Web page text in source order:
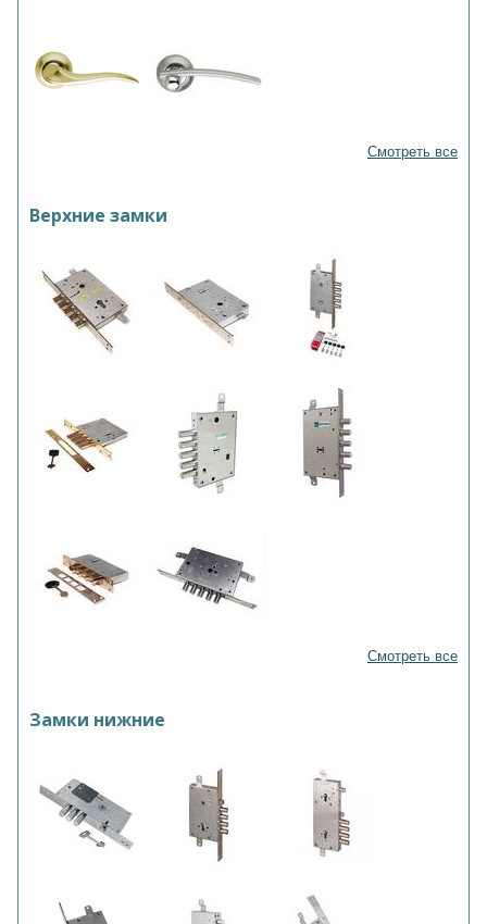
Смотреть все
Верхние замки
Смотреть все
Замки нижние